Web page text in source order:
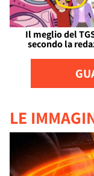
Il meglio del
secondo la
LE